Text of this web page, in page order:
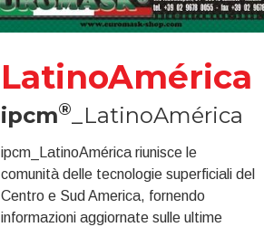
LatinoAmérica
ipcm®_LatinoAmérica
ipcm_LatinoAmérica riunisce le
comunità delle tecnologie superficiali del
Centro e Sud America, fornendo
informazioni aggiornate sulle ultime